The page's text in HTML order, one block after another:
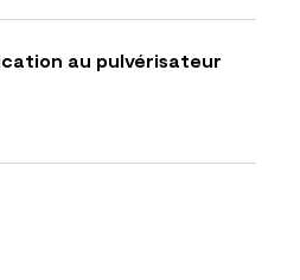
au pulvérisateur